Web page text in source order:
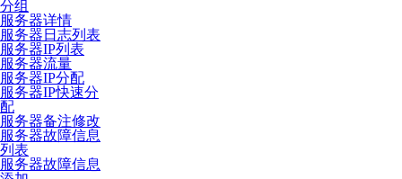
分组
服务器详情
服务器日志列表
服务器IP列表
服务器流量
服务器IP分配
服务器IP快速分
配
服务器备注修改
服务器故障信息
列表
服务器故障信息